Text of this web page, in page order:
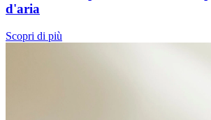
d'aria
Scopri di più